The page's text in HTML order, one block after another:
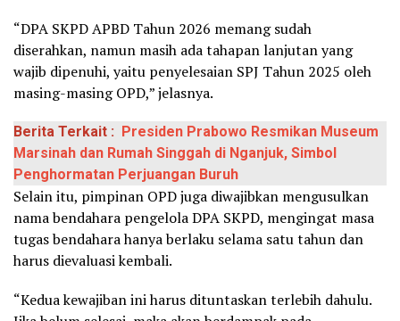
“DPA SKPD APBD Tahun 2026 memang sudah
diserahkan, namun masih ada tahapan lanjutan yang
wajib dipenuhi, yaitu penyelesaian SPJ Tahun 2025 oleh
masing-masing OPD,” jelasnya.
Berita Terkait : Presiden Prabowo Resmikan Museum
Marsinah dan Rumah Singgah di Nganjuk, Simbol
Penghormatan Perjuangan Buruh
Selain itu, pimpinan OPD juga diwajibkan mengusulkan
nama bendahara pengelola DPA SKPD, mengingat masa
tugas bendahara hanya berlaku selama satu tahun dan
harus dievaluasi kembali.
“Kedua kewajiban ini harus dituntaskan terlebih dahulu.